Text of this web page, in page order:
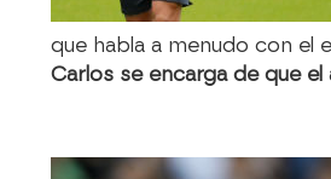
que habla a menudo con el
Carlos se encarga de que